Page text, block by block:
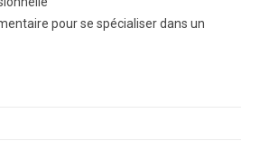
pour se spécialiser dans un